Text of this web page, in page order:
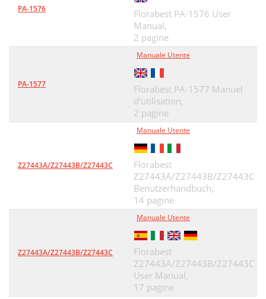
PA-1576
Florabest PA-1576 User
Manual,
2 pagine
PA-1577
Manuale Utente
Florabest PA-1577 Manuel
d'utilisation,
2 pagine
Z27443A/Z27443B/Z27443C
Manuale Utente
Florabest
Z27443A/Z27443B/Z27443C
Benutzerhandbuch,
14 pagine
Z27443A/Z27443B/Z27443C
Manuale Utente
Florabest
Z27443A/Z27443B/Z27443C
User Manual,
17 pagine